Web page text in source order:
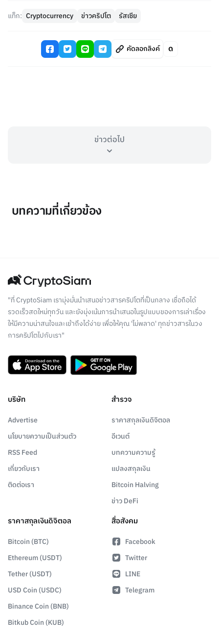
แท็ก: Cryptocurrency ข่าวคริปโต รัสเซีย
คัดลอกลิงค์
ข่าวต่อไป
บทความที่เกี่ยวข้อง
"ที่ CryptoSiam เรามุ่งมั่นนำเสนอข่าวสารคริปโตที่เป็นกลาง เชื่อถือได้
รวดเร็วสดใหม่ทุกวัน และยังมุ่งเน้นการนำเสนอในรูปแบบของการเล่าเรื่อง
ให้มีความน่าสนใจและเข้าถึงได้ง่าย เพื่อให้คุณ 'ไม่พลาด' ทุกข่าวสารในวง
การคริปโตไปกับเรา"
บริษัท
Advertise
นโยบายความเป็นส่วนตัว
RSS Feed
เกี่ยวกับเรา
ติดต่อเรา
สำรวจ
ราคาสกุลเงินดิจิตอล
อีเวนต์
บทความความรู้
แปลงสกุลเงิน
Bitcoin Halving
ข่าว DeFi
ราคาสกุลเงินดิจิตอล
Bitcoin (BTC)
Ethereum (USDT)
Tether (USDT)
USD Coin (USDC)
Binance Coin (BNB)
Bitkub Coin (KUB)
สื่อสังคม
Facebook
Twitter
LINE
Telegram